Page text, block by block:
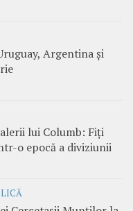
Argentina și
lui Columb: Fiți
o epocă a diviziunii